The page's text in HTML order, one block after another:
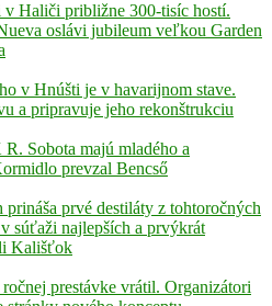
Haliči približne 300-tisíc hostí.
oslávi jubileum veľkou Garden
v Hnúšti je v havarijnom stave.
a pripravuje jeho rekonštrukciu
Sobota majú mladého a
prevzal Bencső
prvé destiláty z tohtoročných
súťaži najlepších a prvýkrát
Kališťok
prestávke vrátil. Organizátori